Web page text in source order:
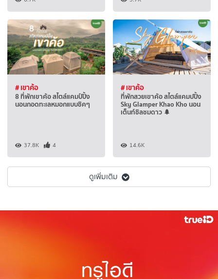
# เขาค้อ
8 ที่พักเขาค้อ สไตล์แคมป์ปิ้ง
นอนกอดทะเลหมอกแบบชิคๆ
37.8K 4
# เขาค้อ
ที่พักสวยเขาค้อ สไตล์แคมปปิ้ง
Sky Glamper Khao Kho นอน
เต็นท์ชิลชมดาว 🌲
14.6K
ดูเพิ่มเติม